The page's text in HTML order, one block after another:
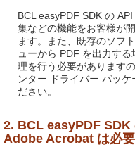
BCL easyPDF SDK の
集などの機能をお客様が
ます。また、既存のソフ
ューから PDF を出力す
理を行う必要があります
ンター ドライバー パッ
ださい。
2. BCL easyPDF SDK
Adobe Acrobat は必要